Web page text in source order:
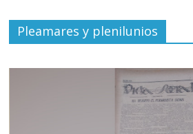
Pleamares y plenilunios